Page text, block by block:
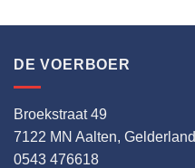
DE VOERBOER
Broekstraat 49
7122 MN Aalten, Gelderland
0543 476618